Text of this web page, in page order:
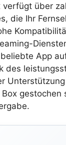
verfügt über
die Ihr
App
des
gestochen